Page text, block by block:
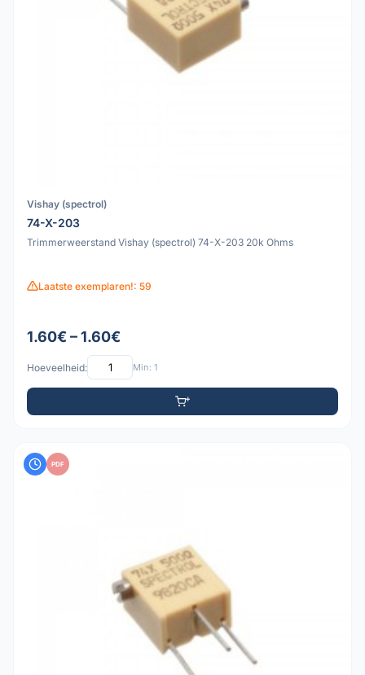
Vishay (spectrol)
74-X-203
Trimmerweerstand Vishay (spectrol) 74-X-203 20k Ohms
Laatste exemplaren!: 59
1.60€ – 1.60€
Hoeveelheid: Min: 1
PDF